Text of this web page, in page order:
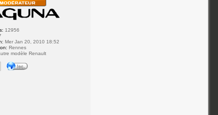
12956
Mer Jan 20, 2010 18:52
Rennes
modèle Renault